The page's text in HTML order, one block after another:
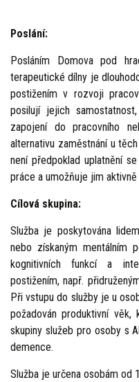
Poslání:
Posláním Domova pod
terapeutické dílny je
postižením v rozvoji
posilují jejich
zapojení do pracovního
alternativu zaměstnání u
není předpoklad uplatnění
práce a umožňuje jim
Cílová skupina:
Služba je poskytována
nebo získaným mentálním
kognitivních funkcí a
postižením, např.
Při vstupu do služby je u
požadován produktivní věk,
skupiny služeb pro osoby s
demence.
Služba je určena osobám od